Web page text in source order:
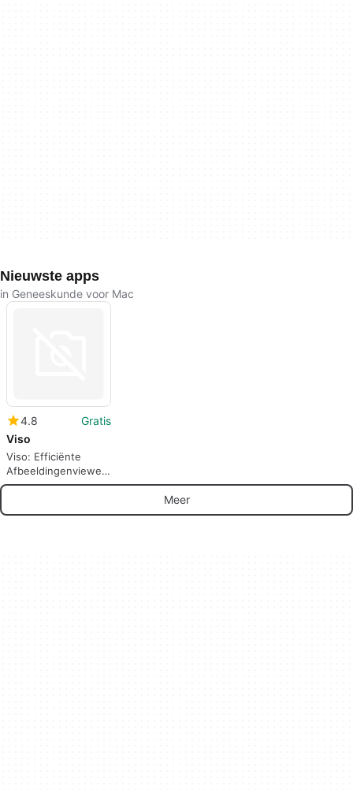
Nieuwste apps
in Geneeskunde voor Mac
4.8
Gratis
Viso
Viso: Efficiënte
Afbeeldingenviewer
voor Mac
Meer